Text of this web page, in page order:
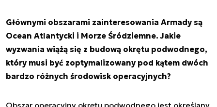
Głównymi obszarami zainteresowania Armady są
Ocean Atlantycki i Morze Śródziemne. Jakie
wyzwania wiążą się z budową okrętu podwodnego,
który musi być zoptymalizowany pod kątem dwóch
bardzo różnych środowisk operacyjnych?
Obszar operacyjny okrętu podwodnego jest określany